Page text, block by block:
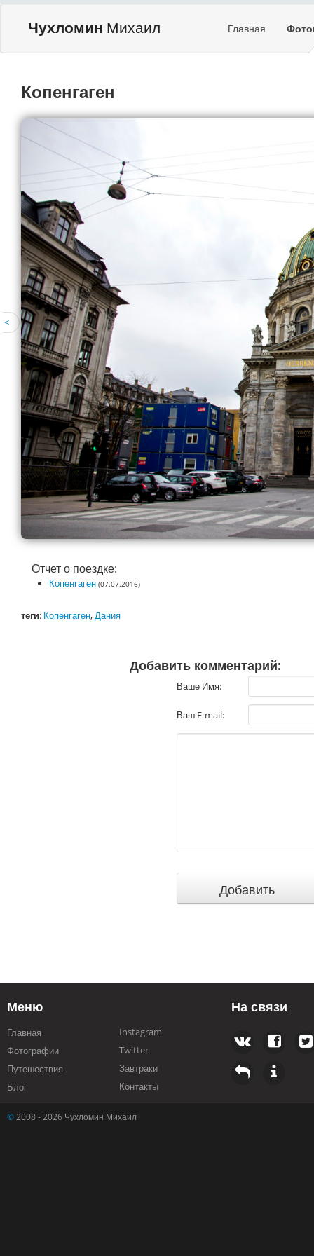
Чухломин Михаил Главная
Копенгаген
<
Отчет о поездке:
Копенгаген (07.07.2016)
теги: Копенгаген,Дания
Добавить комментарий:
Ваше Имя:
Ваш E-mail:
Меню
Главная
Фотографии
Путешествия
Блог
Instagram
Twitter
Завтраки
Контакты
На связи
© 2008 - 2026 Чухломин Михаил